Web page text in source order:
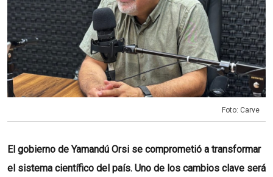
Foto: Carve
El gobierno de Yamandú Orsi se comprometió a transformar
el sistema científico del país. Uno de los cambios clave será